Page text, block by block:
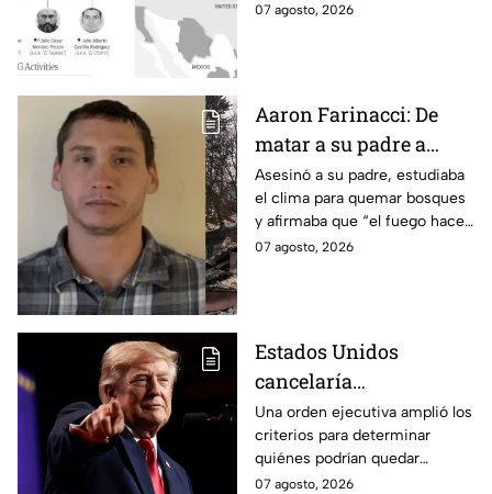
como el nuevo líder del CJNG
07 agosto, 2026
Aaron Farinacci: De
matar a su padre a
provocar incendios
forestales
Asesinó a su padre, estudiaba
el clima para quemar bosques
y afirmaba que “el fuego hace
renacer las cosas”. Esta es la
07 agosto, 2026
Estados Unidos
cancelaría
nacionalidad por
nacimiento del líder
del CJNG
Una orden ejecutiva amplió los
criterios para determinar
quiénes podrían quedar
excluidos de la nacionalidad
07 agosto, 2026